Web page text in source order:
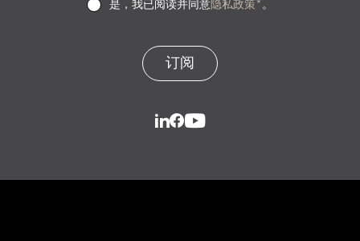
是，我已阅读并同意隐私政策* 。
订阅